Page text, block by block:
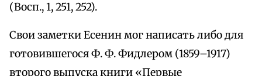
(Восп., 1, 251, 252).
Свои заметки Есенин мог написать либо для
готовившегося Ф. Ф. Фидлером (1859–1917)
второго выпуска книги «Первые